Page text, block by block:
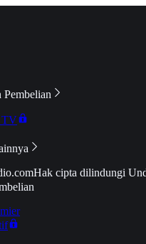
Pembelian
TV
Hak cipta dilindungi